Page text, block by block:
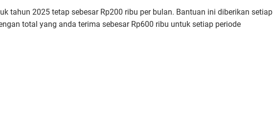
tahun 2025 tetap sebesar Rp200 ribu per bulan. Bantuan ini diberikan setiap
total yang anda terima sebesar Rp600 ribu untuk setiap periode